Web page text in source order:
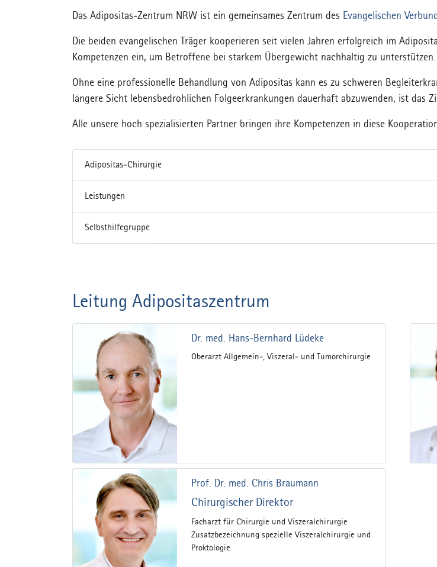
Das Adipositas-Zentrum NRW ist ein gemeinsames Zentrum des Evangelischen
Die beiden evangelischen Träger kooperieren seit vielen Jahren erfolgreich im
Kompetenzen ein, um Betroffene bei starkem Übergewicht nachhaltig zu
Ohne eine professionelle Behandlung von Adipositas kann es zu schweren
längere Sicht lebensbedrohlichen Folgeerkrankungen dauerhaft abzuwenden, ist das
Alle unsere hoch spezialisierten Partner bringen ihre Kompetenzen in diese
Adipositas-Chirurgie
Leistungen
Selbsthilfegruppe
Leitung Adipositaszentrum
Dr. med. Hans-Bernhard Lüdeke
Oberarzt Allgemein-, Viszeral- und Tumorchirurgie
Prof. Dr. med. Chris Braumann
Chirurgischer Direktor
Facharzt für Chirurgie und Viszeralchirurgie
Zusatzbezeichnung spezielle Viszeralchirurgie und
Proktologie